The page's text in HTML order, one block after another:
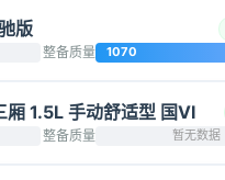
版
整备质量 1070
1.5L 手动舒适型 国VI
整备质量 暂无数据